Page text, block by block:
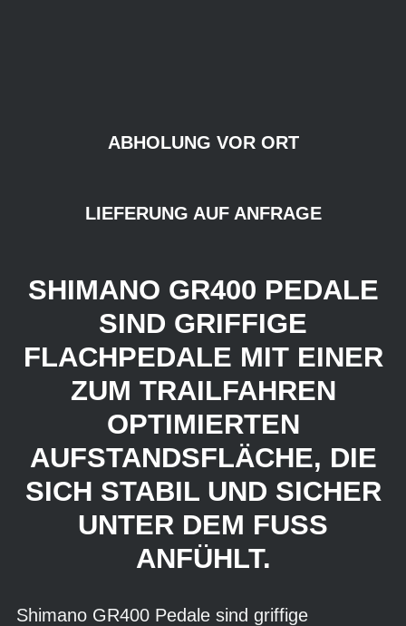
ABHOLUNG VOR ORT
LIEFERUNG AUF ANFRAGE
SHIMANO GR400 PEDALE
SIND GRIFFIGE
FLACHPEDALE MIT EINER
ZUM TRAILFAHREN
OPTIMIERTEN
AUFSTANDSFLÄCHE, DIE
SICH STABIL UND SICHER
UNTER DEM FUSS A
NFÜHLT.
Shimano GR400 Pedale sind griffige